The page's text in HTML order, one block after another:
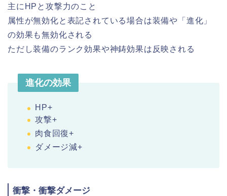
主にHPと攻撃力のこと
属性が無効化と表記されている場合は装備や「進化」
の効果も無効化される
ただし装備のランク効果や神鋳効果は反映される
進化の効果
HP+
攻撃+
肉食回復+
ダメージ減+
衝撃・衝撃ダメージ